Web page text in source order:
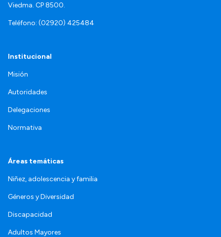
Viedma. CP 8500.
Teléfono: (02920) 425484
Institucional
Misión
Autoridades
Delegaciones
Normativa
Áreas temáticas
Niñez, adolescencia y familia
Géneros y Diversidad
Discapacidad
Adultos Mayores